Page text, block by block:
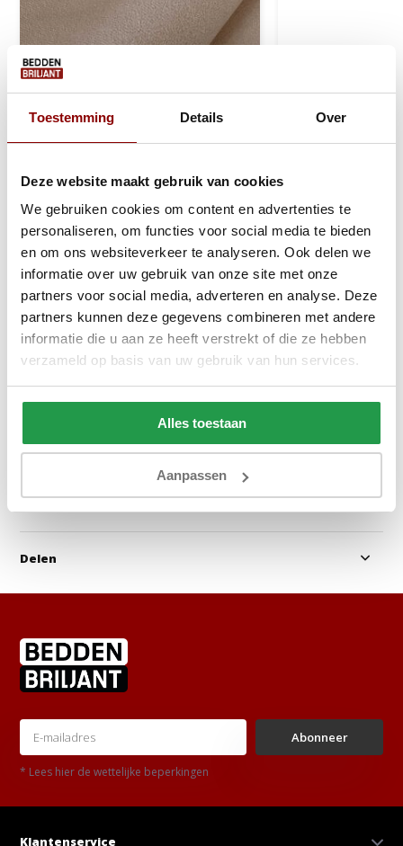
Toestemming Details Over
Deze website maakt gebruik van cookies
We gebruiken cookies om content en advertenties te
personaliseren, om functies voor social media te bieden
en om ons websiteverkeer te analyseren. Ook delen we
informatie over uw gebruik van onze site met onze
partners voor social media, adverteren en analyse. Deze
partners kunnen deze gegevens combineren met andere
informatie die u aan ze heeft verstrekt of die ze hebben
verzameld op basis van uw gebruik van hun services.
Alles toestaan
Aanpassen
Manila 21 - Velvet Stof Beige
1 - 2 werkdagen
0,50
Monolith 84 -
1 - 2
0,50
Delen
Abonneer
* Lees hier de wettelijke beperkingen
Klantenservice